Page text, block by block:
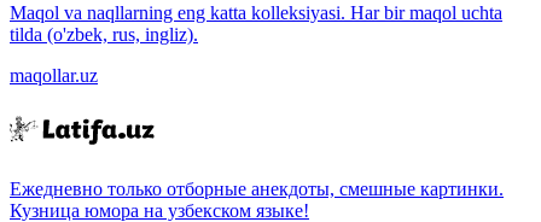
Maqol va naqllarning eng katta kolleksiyasi. Har bir maqol uchta
tilda (o'zbek, rus, ingliz).
maqollar.uz
Ежедневно только отборные анекдоты, смешные картинки.
Кузница юмора на узбекском языке!